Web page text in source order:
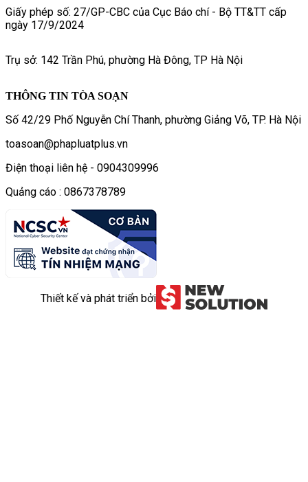
Giấy phép số: 27/GP-CBC của Cục Báo chí - Bộ TT&TT cấp
ngày 17/9/2024
Trụ sở: 142 Trần Phú, phường Hà Đông, TP Hà Nội
THÔNG TIN TÒA SOẠN
Số 42/29 Phố Nguyễn Chí Thanh, phường Giảng Võ, TP. Hà Nội
toasoan@phapluatplus.vn
Điện thoại liên hệ - 0904309996
Quảng cáo : 0867378789
Thiết kế và phát triển bởi